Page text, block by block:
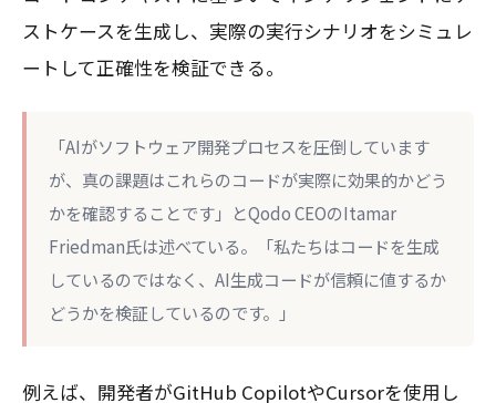
ストケースを生成し、実際の実行シナリオをシミュレ
ートして正確性を検証できる。
「AIがソフトウェア開発プロセスを圧倒しています
が、真の課題はこれらのコードが実際に効果的かどう
かを確認することです」とQodo CEOのItamar
Friedman氏は述べている。「私たちはコードを生成
しているのではなく、AI生成コードが信頼に値するか
どうかを検証しているのです。」
例えば、開発者がGitHub CopilotやCursorを使用し